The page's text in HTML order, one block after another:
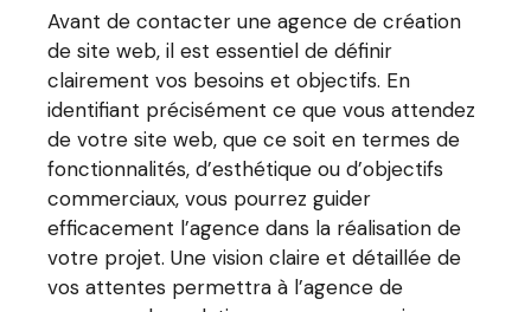
Avant de contacter une agence de création
de site web, il est essentiel de définir
clairement vos besoins et objectifs. En
identifiant précisément ce que vous attendez
de votre site web, que ce soit en termes de
fonctionnalités, d’esthétique ou d’objectifs
commerciaux, vous pourrez guider
efficacement l’agence dans la réalisation de
votre projet. Une vision claire et détaillée de
vos attentes permettra à l’agence de